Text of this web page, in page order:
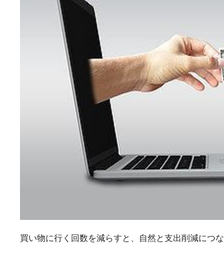
買い物に行く回数を減らすと、自然と支出削減につ